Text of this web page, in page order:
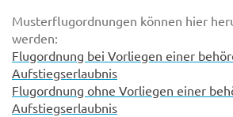
Musterflugordnungen können hier
werden:
Flugordnung bei Vorliegen einer
Aufstiegserlaubnis
Flugordnung ohne Vorliegen einer
Aufstiegserlaubnis